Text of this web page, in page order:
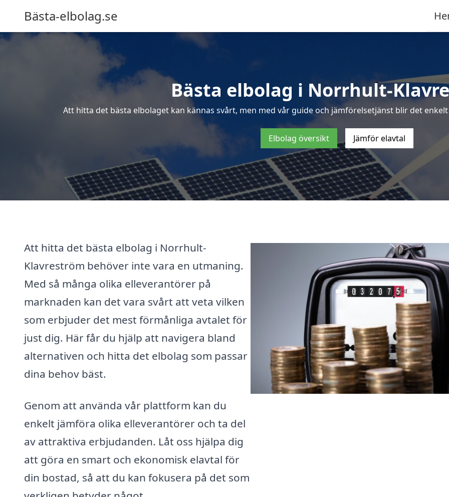
Bästa-elbolag.se
Bästa elbolag i Norrhult-
Att hitta det bästa elbolaget kan kännas svårt, men med vår guide och jämförelsetjänst blir det
Elbolag översikt Jämför elavtal
Att hitta det bästa elbolag i Norrhult-
Klavreström behöver inte vara en utmaning.
Med så många olika elleverantörer på
marknaden kan det vara svårt att veta vilken
som erbjuder det mest förmånliga avtalet för
just dig. Här får du hjälp att navigera bland
alternativen och hitta det elbolag som passar
dina behov bäst.
Genom att använda vår plattform kan du
enkelt jämföra olika elleverantörer och ta del
av attraktiva erbjudanden. Låt oss hjälpa dig
att göra en smart och ekonomisk elavtal för
din bostad, så att du kan fokusera på det som